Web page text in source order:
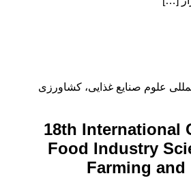
علوم صنایع غذایی، کشاورزی
18th International
Food Industry
Farming